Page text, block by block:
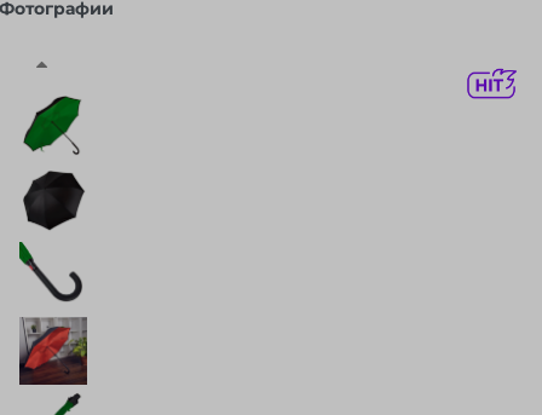
Фотографии
Запомнить меня